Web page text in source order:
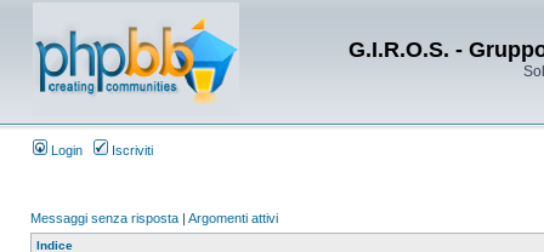
G.I.R.O.S. -
Login Iscriviti
Messaggi senza risposta | Argomenti attivi
Indice